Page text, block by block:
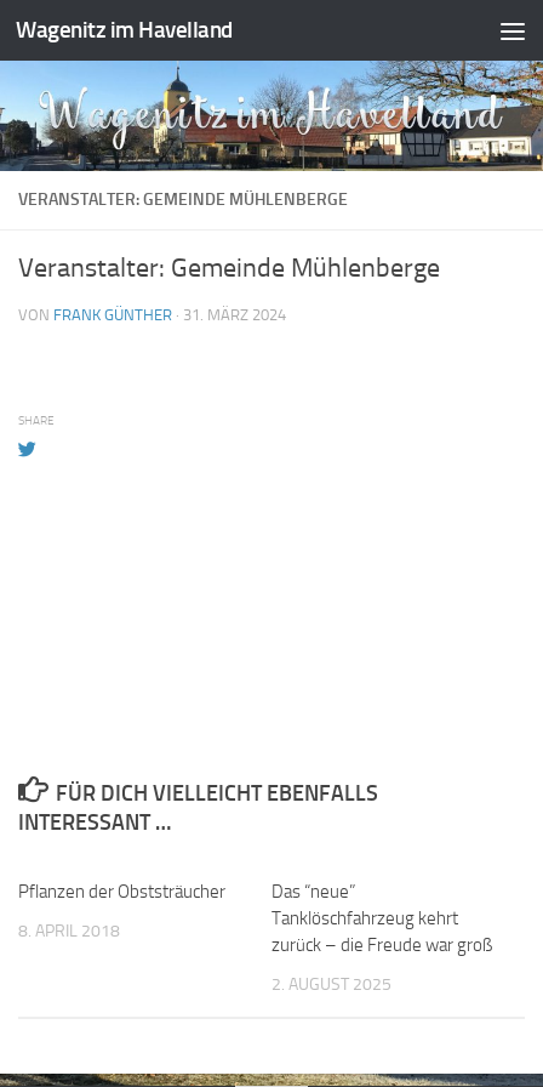
Zum Inhalt springen
Wagenitz im Havelland
VERANSTALTER: GEMEINDE MÜHLENBERGE
Veranstalter: Gemeinde Mühlenberge
VON FRANK GÜNTHER · 31. MÄRZ 2024
SHARE
FÜR DICH VIELLEICHT EBENFALLS
INTERESSANT …
Pflanzen der Obststräucher
8. APRIL 2018
Das “neue”
Tanklöschfahrzeug kehrt
zurück – die Freude war groß
2. AUGUST 2025